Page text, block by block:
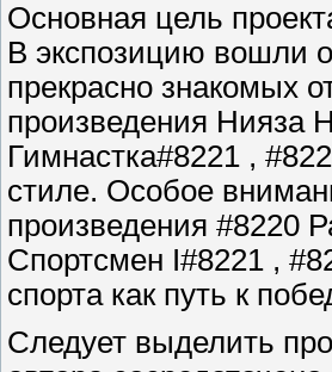
Основная цель
В экспозицию вошли
прекрасно знакомых
произведения Нияза
Гимнастка#8221 ,
стиле. Особое
произведения #8220
Спортсмен I#8221 ,
спорта как путь к
Следует выделить